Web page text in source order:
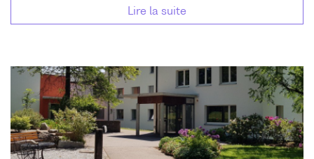
Lire la suite